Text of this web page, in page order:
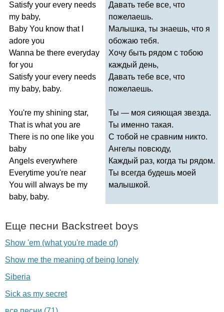
Satisfy your every needs
my baby,
Baby You know that
adore you
Wanna be there everyday
for you
Satisfy your every needs
my baby, baby.
You're my shining star,
That is what you are
There is no one like you
baby
Angels everywhere
Everytime you're near
You will always be my
baby, baby.
Давать тебе все, что
пожелаешь.
Малышка, ты знаешь, что я
обожаю тебя.
Хочу быть рядом с тобою
каждый день,
Давать тебе все, что
пожелаешь.
Ты — моя сияющая звезда.
Ты именно такая.
С тобой не сравним никто.
Ангелы повсюду,
Каждый раз, когда ты рядом.
Ты всегда будешь моей
малышкой.
Еще песни Backstreet boys
Show 'em (what you're made of)
Show me the meaning of being lonely
Siberia
Sick as my secret